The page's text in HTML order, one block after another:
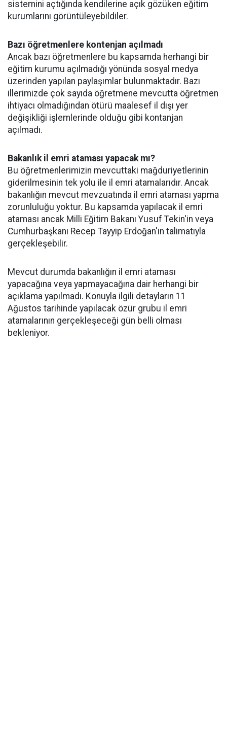
sistemini açtığında kendilerine açık gözüken eğitim
kurumlarını görüntüleyebildiler.
Bazı öğretmenlere kontenjan açılmadı
Ancak bazı öğretmenlere bu kapsamda herhangi bir
eğitim kurumu açılmadığı yönünda sosyal medya
üzerinden yapılan paylaşımlar bulunmaktadır. Bazı
illerimizde çok sayıda öğretmene mevcutta öğretmen
ihtiyacı olmadığından ötürü maalesef il dışı yer
değişikliği işlemlerinde olduğu gibi kontanjan
açılmadı.
Bakanlık il emri ataması yapacak mı?
Bu öğretmenlerimizin mevcuttaki mağduriyetlerinin
giderilmesinin tek yolu ile il emri atamalarıdır. Ancak
bakanlığın mevcut mevzuatında il emri ataması yapma
zorunluluğu yoktur. Bu kapsamda yapılacak il emri
ataması ancak Milli Eğitim Bakanı Yusuf Tekin'in veya
Cumhurbaşkanı Recep Tayyip Erdoğan'ın talimatıyla
gerçekleşebilir.
Mevcut durumda bakanlığın il emri ataması
yapacağına veya yapmayacağına dair herhangi bir
açıklama yapılmadı. Konuyla ilgili detayların 11
Ağustos tarihinde yapılacak özür grubu il emri
atamalarının gerçekleşeceği gün belli olması
bekleniyor.